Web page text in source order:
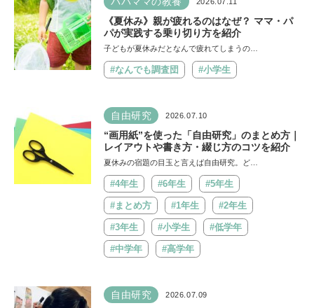
《夏休み》親が疲れるのはなぜ？ ママ・パ
パが実践する乗り切り方を紹介
子どもが夏休みだとなんで疲れてしまうの…
#なんでも調査団 #小学生
自由研究 2026.07.10
“画用紙”を使った「自由研究」のまとめ方｜
レイアウトや書き方・綴じ方のコツを紹介
夏休みの宿題の目玉と言えば自由研究。ど…
#4年生 #6年生 #5年生
#まとめ方 #1年生 #2年生
#3年生 #小学生 #低学年
#中学年 #高学年
自由研究 2026.07.09